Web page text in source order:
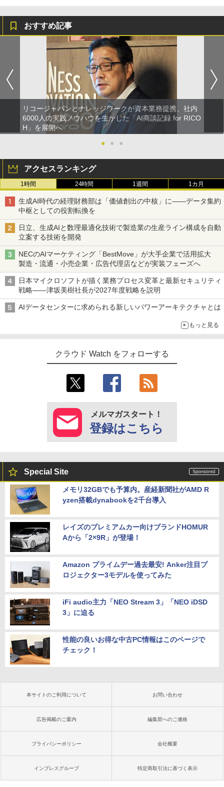
おすすめ記事
リコージャパンとナレッジワークが資本業務提携、社内
6000人の実践ノウハウを生かした「AI商談記録 for RICO
H」を展開へ
●
● ●
アクセスランキング
1時間 24時間 1週間 1カ月
生成AI時代の経理財務部は「価値創出の中核」に――データ集約
中枢としての役割転換を
日立、生成AIと数理最適化技術で製造業の生産ライン構成を自動
立案する技術を開発
NECのAIマーケティング「BestMove」が大手企業で活用拡大
製造・流通・小売企業・広告代理店などが実装フェーズへ
日本マイクロソフトが描く業務プロセス変革と最新セキュリティ
戦略――津坂美樹社長が2027年度戦略を説明
AIデータセンターに求められる新しいパワーアーキテクチャとは
もっと見る
クラウド Watch をフォローする
メルマガスタート！
登録はこちら
Special Site
メモリ32GBでも予算内。産経新聞社がAMD R
yzen搭載dynabookを2千台導入
レイズのプレミアムカー向けブランドHOMUR
Aから「2×9R」が登場！
Amazon プライムデー過去最安! Anker注目プ
ロジェクター3モデルを使ってみた
iFi audio主力「NEO Stream 3」「NEO iDSD
3」に迫る
性能の良いお得な中古PC情報はこのページで
チェック！
本サイトのご利用について お問い合わせ
広告掲載のご案内 編集部へのご連絡
プライバシーポリシー 会社概要
インプレスグループ 特定商取引法に基づく表示